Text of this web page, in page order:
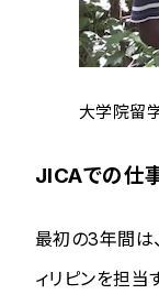
大学院留
JICAでの仕
最初の3年間は
ィリピンを担当